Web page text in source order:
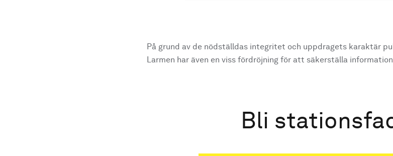
På grund av de nödställdas integritet och uppdragets karaktär
Larmen har även en viss fördröjning för att säkerställa
Bli